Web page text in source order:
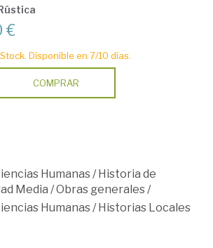
€
Disponible en 7/10 días.
COMPRAR
Humanas /Historia de
Media /Obras generales /
Humanas /Historias Locales